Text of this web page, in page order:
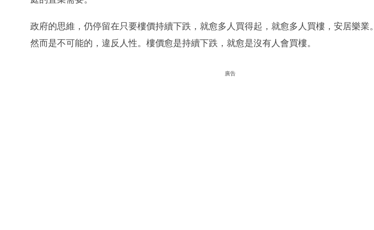
政府的思維，仍停留在只要樓價持續下跌，就愈多人買得起，就愈多人買樓，安居樂業。
然而是不可能的，違反人性。樓價愈是持續下跌，就愈是沒有人會買樓。
廣告